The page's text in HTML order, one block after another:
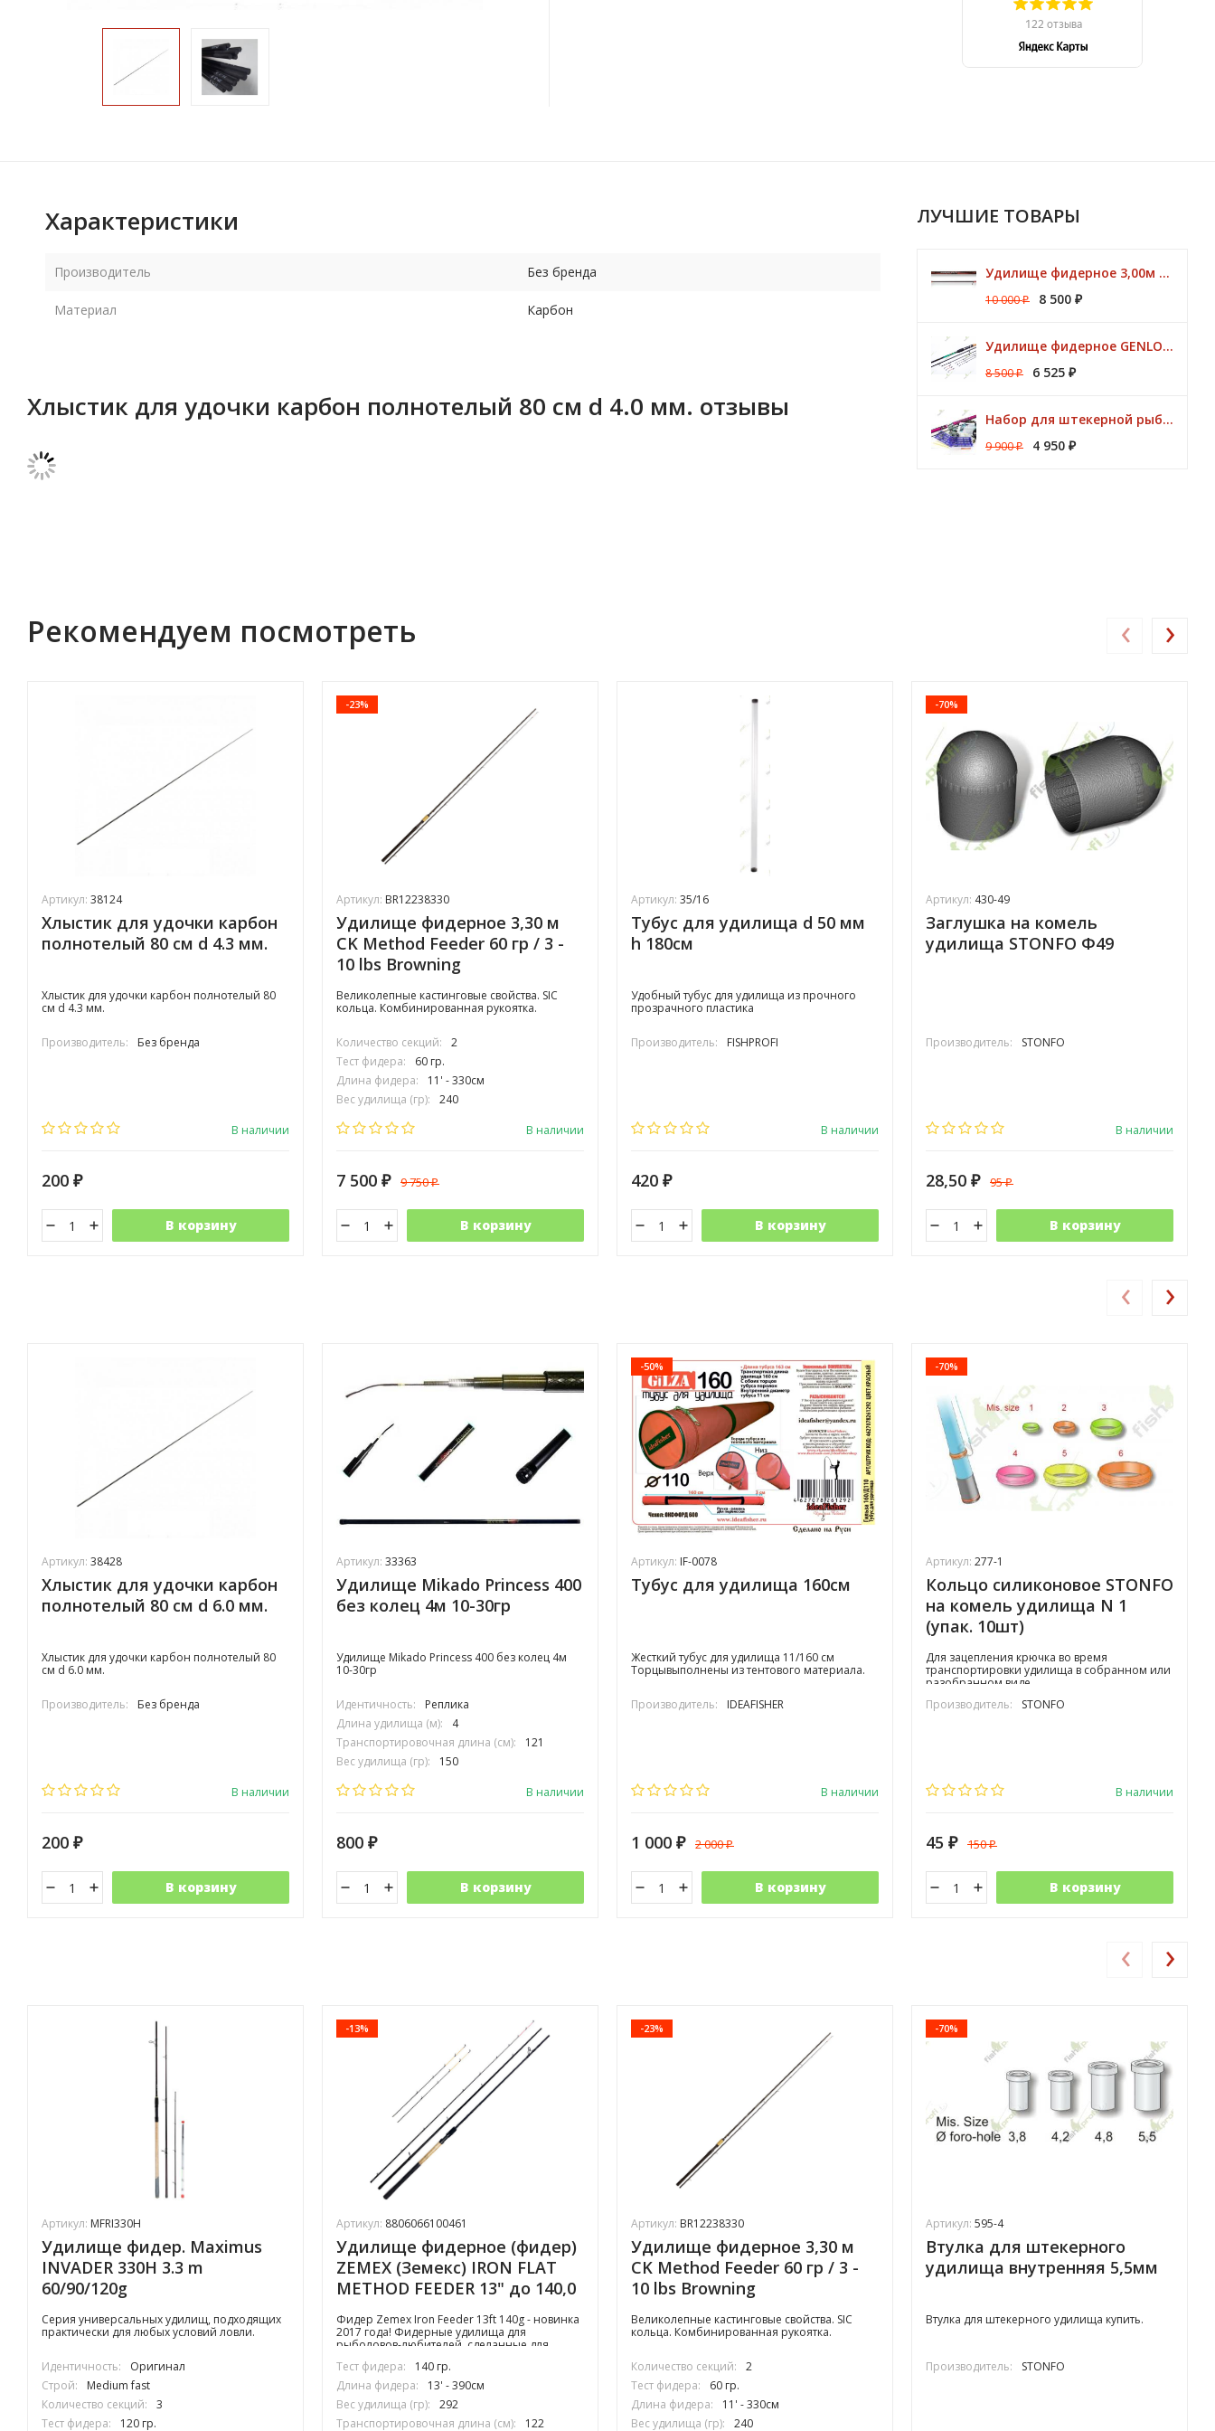
ЛУЧШИЕ ТОВАРЫ
Удилище фидерное 3,00м Argon Feeder MT 50gr Browning
10 000₽ 8 500 ₽
Удилище фидерное GENLOG HONESTY HEAVY 3,80 м. до 140 гр.
8 500₽ 6 525 ₽
Набор для штекерной рыбалки CLUB KORUM PINK Поплавок (удилище 7м, аксессуары)
9 900₽ 4 950 ₽
Характеристики
Производитель Без бренда
Материал Карбон
Хлыстик для удочки карбон полнотелый 80 см d 4.0 мм. отзывы
Рекомендуем посмотреть
Артикул: 38124
Хлыстик для удочки карбон
полнотелый 80 см d 4.3 мм.
Хлыстик для удочки карбон полнотелый 80
см d 4.3 мм.
Производитель: Без бренда
В наличии
200 ₽
В корзину
-23%
Артикул: BR12238330
Удилище фидерное 3,30 м
CK Method Feeder 60 гр / 3 -
10 lbs Browning
Великолепные кастинговые свойства. SIC
кольца. Комбинированная рукоятка.
Количество секций:
2
Тест фидера:
60 гр.
Длина фидера:
11' - 330см
Вес удилища (гр):
240
Транспортировочная длина (см):
В наличии
7 500 ₽ 9 750₽
В корзину
Артикул: 35/16
Тубус для удилища d 50 мм
h 180см
​Удобный тубус для удилища из прочного
прозрачного пластика
Производитель: FISHPROFI
В наличии
420 ₽
В корзину
-70%
Артикул: 430-49
Заглушка на комель
удилища STONFO Ф49
Производитель: STONFO
В наличии
28,50 ₽ 95₽
В корзину
‹ ›
Артикул: 38428
Хлыстик для удочки карбон
полнотелый 80 см d 6.0 мм.
Хлыстик для удочки карбон полнотелый 80
см d 6.0 мм.
Производитель: Без бренда
В наличии
200 ₽
В корзину
Артикул: 33363
Удилище Mikado Princess 400
без колец 4м 10-30гр
Удилище Mikado Princess 400 без колец 4м
10-30гр
Идентичность:
Реплика
Длина удилища (м):
4
Транспортировочная длина (см):
121
Вес удилища (гр):
150
Материал удилища:
В наличии
800 ₽
В корзину
-50%
Артикул: IF-0078
Тубус для удилища 160см
Жесткий тубус для удилища 11/160 см
Торцывыполнены из тентового материала.
Производитель: IDEAFISHER
В наличии
1 000 ₽ 2 000₽
В корзину
-70%
Артикул: 277-1
Кольцо силиконовое STONFO
на комель удилища N 1
(упак. 10шт)
Для зацепления крючка во время
транспортировки удилища в собранном или
разобранном виде.
Производитель:
STONFO
В наличии
45 ₽ 150₽
В корзину
‹ ›
Артикул: MFRI330H
Удилище фидер. Maximus
INVADER 330H 3.3 m
60/90/120g
Cерия универсальных удилищ, подходящих
практически для любых условий ловли.
Идентичность:
Оригинал
Строй:
Medium fast
Количество секций:
3
Тест фидера:
120 гр.
-13%
Артикул: 8806066100461
Удилище фидерное (фидер)
ZEMEX (Земекс) IRON FLAT
METHOD FEEDER 13" до 140,0
Фидер Zemex Iron Feeder 13ft 140g - новинка
2017 года! Фидерные удилища для
рыболовов-любителей, сделанные для
рыболовных ситуаций. Эти удилища
подойдут как для ловли на классическую
фидерную оснастку так и для методной
ловли.
Тест фидера:
140 гр.
Длина фидера:
13' - 390см
Вес удилища (гр):
292
Транспортировочная длина (см):
122
-23%
Артикул: BR12238330
Удилище фидерное 3,30 м
CK Method Feeder 60 гр / 3 -
10 lbs Browning
Великолепные кастинговые свойства. SIC
кольца. Комбинированная рукоятка.
Количество секций:
2
Тест фидера:
60 гр.
Длина фидера:
11' - 330см
Вес удилища (гр):
240
-70%
Артикул: 595-4
Втулка для штекерного
удилища внутренняя 5,5мм
Втулка для штекерного удилища купить.
Производитель: STONFO
‹ ›